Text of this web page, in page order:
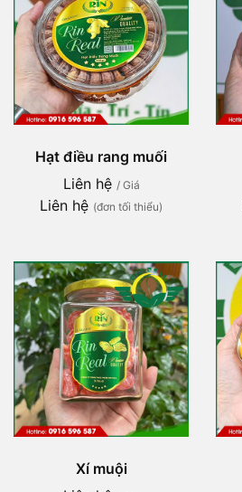
Hạt điều rang muối
Liên hệ / Giá
Liên hệ (đơn tối thiểu)
Xí muội